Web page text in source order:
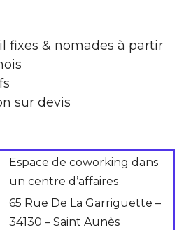
fixes & nomades à partir
sur devis
Espace de coworking dans
un centre d’affaires
65 Rue De La Garriguette –
34130 – Saint Aunès